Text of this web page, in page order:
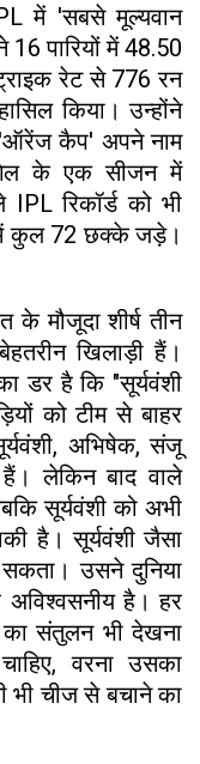
में 'सबसे मूल्यवान
पारियों में 48.50
रेट से 776 रन
किया। उन्होंने
कैप' अपने नाम
के एक सीजन में
रिकॉर्ड को भी
में कुल 72 छक्के जड़े।
के मौजूदा शीर्ष तीन
खिलाड़ी हैं।
डर है कि "सूर्यवंशी
को टीम से बाहर
अभिषेक, संजू
लेकिन बाद वाले
सूर्यवंशी को अभी
है। सूर्यवंशी जैसा
उसने दुनिया
है। हर
संतुलन भी देखना
वरना उसका
भी चीज से बचाने का